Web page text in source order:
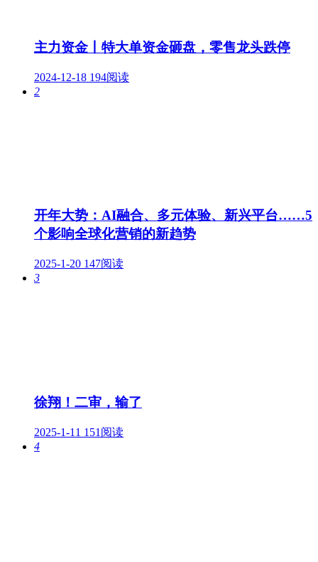
主力资金丨特大单资金砸盘，零售龙头跌停
2024-12-18 194阅读
2
开年大势：AI融合、多元体验、新兴平台……5
个影响全球化营销的新趋势
2025-1-20 147阅读
3
徐翔！二审，输了
2025-1-11 151阅读
4